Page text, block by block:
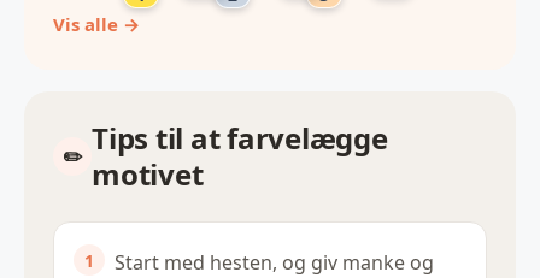
Vis alle →
Tips til at farvelægge
motivet
Start med hesten, og giv manke og